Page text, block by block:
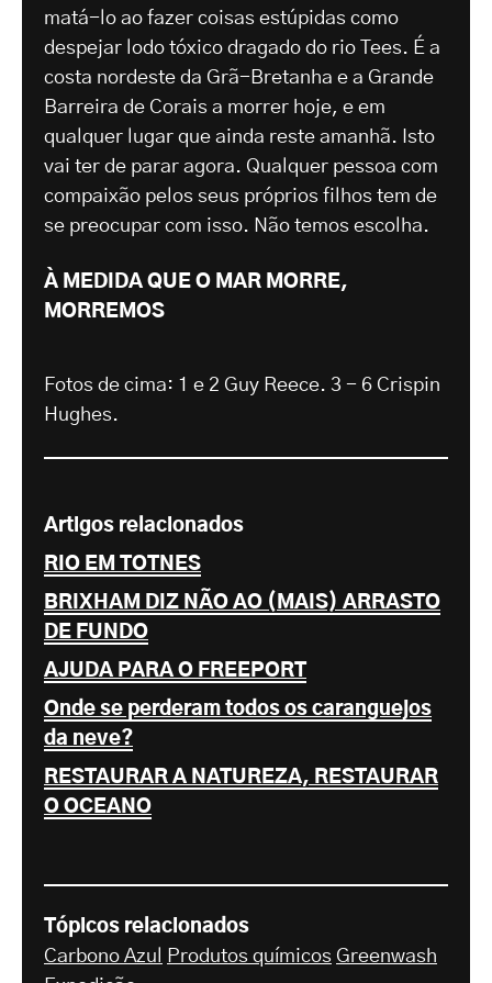
matá-lo ao fazer coisas estúpidas como
despejar lodo tóxico dragado do rio Tees. É a
costa nordeste da Grã-Bretanha e a Grande
Barreira de Corais a morrer hoje, e em
qualquer lugar que ainda reste amanhã. Isto
vai ter de parar agora. Qualquer pessoa com
compaixão pelos seus próprios filhos tem de
se preocupar com isso. Não temos escolha.
À MEDIDA QUE O MAR MORRE,
MORREMOS
Fotos de cima: 1 e 2 Guy Reece. 3 - 6 Crispin
Hughes.
Artigos relacionados
RIO EM TOTNES
BRIXHAM DIZ NÃO AO (MAIS) ARRASTO
DE FUNDO
AJUDA PARA O FREEPORT
Onde se perderam todos os caranguejos
da neve?
RESTAURAR A NATUREZA, RESTAURAR
O OCEANO
Tópicos relacionados
Carbono Azul
Produtos químicos Greenwash